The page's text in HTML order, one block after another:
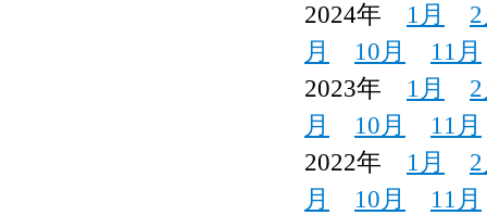
2024年 1月
月
10月
11月
2023年 1月
月
10月
11月
2022年 1月
月
10月
11月